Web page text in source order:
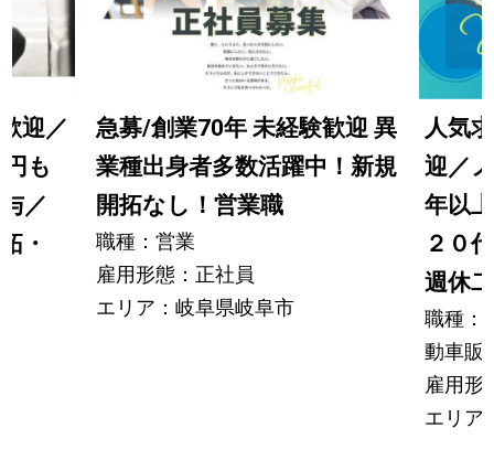
迎／
も
／
・
急募/創業70年 未経験歓迎 異
業種出身者多数活躍中！新規
開拓なし！営業職
職種：営業
雇用形態：正社員
エリア：岐阜県岐阜市
人気
迎／
年以
２０
週休
職種：
動車
雇用形
エリア